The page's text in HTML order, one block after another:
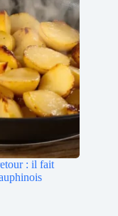
: il fait